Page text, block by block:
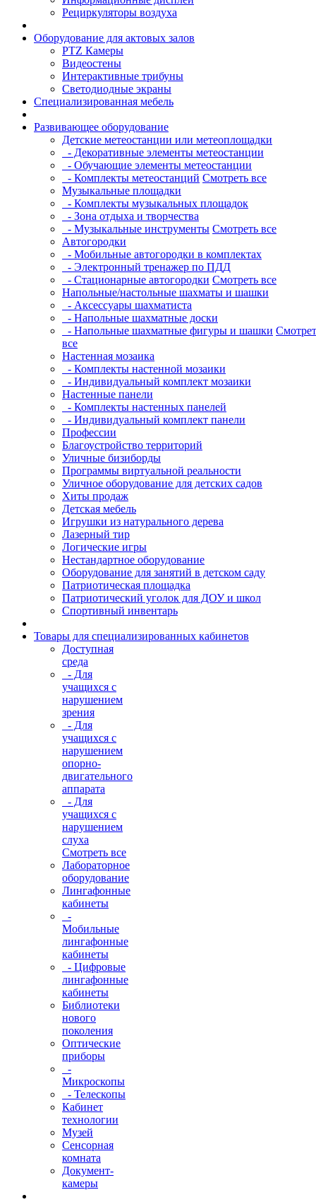
Рециркуляторы воздуха
Оборудование для актовых залов
PTZ Камеры
Видеостены
Интерактивные трибуны
Светодиодные экраны
Специализированная мебель
Развивающее оборудование
Детские метеостанции или метеоплощадки
- Декоративные элементы метеостанции
- Обучающие элементы метеостанции
- Комплекты метеостанций Смотреть все
Музыкальные площадки
- Комплекты музыкальных площадок
- Зона отдыха и творчества
- Музыкальные инструменты Смотреть все
Автогородки
- Мобильные автогородки в комплектах
- Электронный тренажер по ПДД
- Стационарные автогородки Смотреть все
Напольные/настольные шахматы и шашки
- Аксессуары шахматиста
- Напольные шахматные доски
- Напольные шахматные фигуры и шашки
все
Настенная мозаика
- Комплекты настенной мозаики
- Индивидуальный комплект мозаики
Настенные панели
- Комплекты настенных панелей
- Индивидуальный комплект панели
Профессии
Благоустройство территорий
Уличные бизиборды
Программы виртуальной реальности
Уличное оборудование для детских садов
Хиты продаж
Детская мебель
Игрушки из натурального дерева
Лазерный тир
Логические игры
Нестандартное оборудование
Оборудование для занятий в детском саду
Патриотическая площадка
Патриотический уголок для ДОУ и школ
Спортивный инвентарь
Товары для специализированных кабинетов
Доступная
среда
- Для
учащихся с
нарушением
зрения
- Для
учащихся с
нарушением
опорно-
двигательного
аппарата
- Для
учащихся с
нарушением
слуха
Смотреть все
Лабораторное
оборудование
Лингафонные
кабинеты
-
Мобильные
лингафонные
кабинеты
- Цифровые
лингафонные
кабинеты
Библиотеки
нового
поколения
Оптические
приборы
-
Микроскопы
- Телескопы
Кабинет
технологии
Музей
Сенсорная
комната
Документ-
камеры